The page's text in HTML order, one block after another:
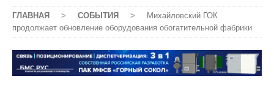
ГЛАВНАЯ > СОБЫТИЯ >
Михайловский ГОК
продолжает обновление оборудования обогатительной фабрики